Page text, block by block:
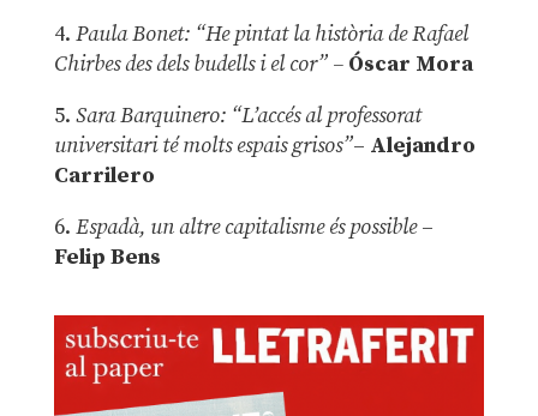
4. Paula Bonet: “He pintat la història de Rafael
Chirbes des dels budells i el cor” –Óscar Mora
5. Sara Barquinero: “L’accés al professorat
universitari té molts espais grisos”– Alejandro
Carrilero
6. Espadà, un altre capitalisme és possible –
Felip Bens